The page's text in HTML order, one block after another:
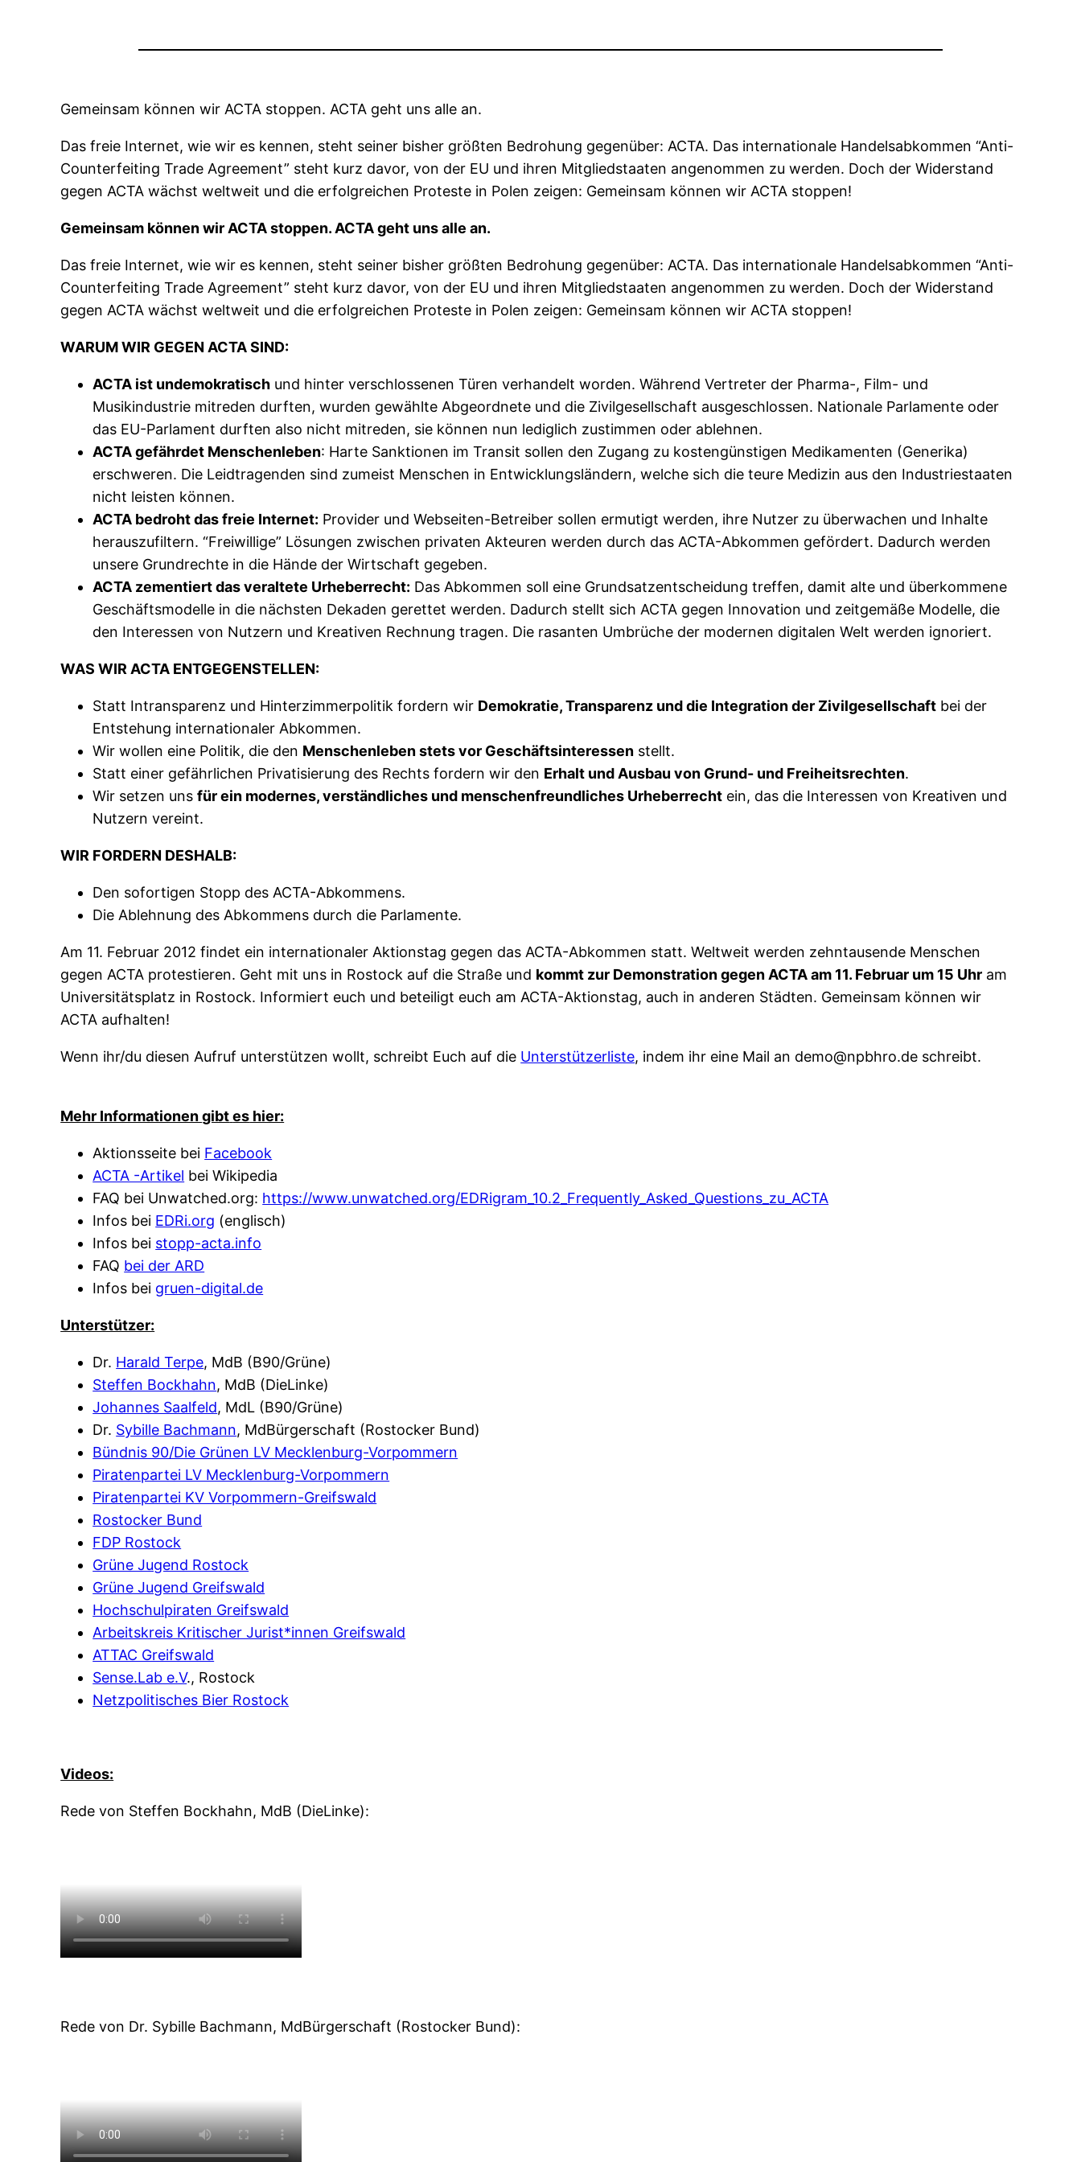
Gemeinsam können wir ACTA stoppen. ACTA geht uns alle an.
Das freie Internet, wie wir es kennen, steht seiner bisher größten Bedrohung gegenüber: ACTA. Das internationale Handelsabkommen “Anti-
Counterfeiting Trade Agreement” steht kurz davor, von der EU und ihren Mitgliedstaaten angenommen zu werden. Doch der Widerstand
gegen ACTA wächst weltweit und die erfolgreichen Proteste in Polen zeigen: Gemeinsam können wir ACTA stoppen!
Gemeinsam können wir ACTA stoppen. ACTA geht uns alle an.
Das freie Internet, wie wir es kennen, steht seiner bisher größten Bedrohung gegenüber: ACTA. Das internationale Handelsabkommen “Anti-
Counterfeiting Trade Agreement” steht kurz davor, von der EU und ihren Mitgliedstaaten angenommen zu werden. Doch der Widerstand
gegen ACTA wächst weltweit und die erfolgreichen Proteste in Polen zeigen: Gemeinsam können wir ACTA stoppen!
WARUM WIR GEGEN ACTA SIND:
ACTA ist undemokratisch und hinter verschlossenen Türen verhandelt worden. Während Vertreter der Pharma-, Film- und
Musikindustrie mitreden durften, wurden gewählte Abgeordnete und die Zivilgesellschaft ausgeschlossen. Nationale Parlamente oder
das EU-Parlament durften also nicht mitreden, sie können nun lediglich zustimmen oder ablehnen.
ACTA gefährdet Menschenleben: Harte Sanktionen im Transit sollen den Zugang zu kostengünstigen Medikamenten (Generika)
erschweren. Die Leidtragenden sind zumeist Menschen in Entwicklungsländern, welche sich die teure Medizin aus den Industriestaaten
nicht leisten können.
ACTA bedroht das freie Internet: Provider und Webseiten-Betreiber sollen ermutigt werden, ihre Nutzer zu überwachen und Inhalte
herauszufiltern. “Freiwillige” Lösungen zwischen privaten Akteuren werden durch das ACTA-Abkommen gefördert. Dadurch werden
unsere Grundrechte in die Hände der Wirtschaft gegeben.
ACTA zementiert das veraltete Urheberrecht: Das Abkommen soll eine Grundsatzentscheidung treffen, damit alte und überkommene
Geschäftsmodelle in die nächsten Dekaden gerettet werden. Dadurch stellt sich ACTA gegen Innovation und zeitgemäße Modelle, die
den Interessen von Nutzern und Kreativen Rechnung tragen. Die rasanten Umbrüche der modernen digitalen Welt werden ignoriert.
WAS WIR ACTA ENTGEGENSTELLEN:
Statt Intransparenz und Hinterzimmerpolitik fordern wir Demokratie, Transparenz und die Integration der Zivilgesellschaft bei der
Entstehung internationaler Abkommen.
Wir wollen eine Politik, die den Menschenleben stets vor Geschäftsinteressen stellt.
Statt einer gefährlichen Privatisierung des Rechts fordern wir den Erhalt und Ausbau von Grund- und Freiheitsrechten.
Wir setzen unsfür ein modernes, verständliches und menschenfreundliches Urheberrecht ein, das die Interessen von Kreativen und
Nutzern vereint.
WIR FORDERN DESHALB:
Den sofortigen Stopp des ACTA-Abkommens.
Die Ablehnung des Abkommens durch die Parlamente.
Am 11. Februar 2012 findet ein internationaler Aktionstag gegen das ACTA-Abkommen statt. Weltweit werden zehntausende Menschen
gegen ACTA protestieren. Geht mit uns in Rostock auf die Straße und kommt zur Demonstration gegen ACTA am 11. Februar um 15 Uhr am
Universitätsplatz in Rostock. Informiert euch und beteiligt euch am ACTA-Aktionstag, auch in anderen Städten. Gemeinsam können wir
ACTA aufhalten!
Wenn ihr/du diesen Aufruf unterstützen wollt, schreibt Euch auf die Unterstützerliste, indem ihr eine Mail an demo@npbhro.de schreibt.
Mehr Informationengibtes hier:
Aktionsseite bei Facebook
ACTA -Artikel bei Wikipedia
FAQ bei Unwatched.org: https://www.unwatched.org/EDRigram_10.2_Frequently_Asked_Questions_zu_ACTA
Infos bei EDRi.org (englisch)
Infos bei stopp-acta.info
FAQ bei der ARD
Infos bei gruen-digital.de
Unterstützer:
Dr. Harald Terpe, MdB (B90/Grüne)
Steffen Bockhahn, MdB (DieLinke)
Johannes Saalfeld, MdL (B90/Grüne)
Dr. Sybille Bachmann, MdBürgerschaft (Rostocker Bund)
Bündnis 90/Die Grünen LV Mecklenburg-Vorpommern
Piratenpartei LV Mecklenburg-Vorpommern
Piratenpartei KV Vorpommern-Greifswald
Rostocker Bund
FDP Rostock
Grüne Jugend Rostock
Grüne Jugend Greifswald
Hochschulpiraten Greifswald
Arbeitskreis Kritischer Jurist*innen Greifswald
ATTAC Greifswald
Sense.Lab e.V., Rostock
Netzpolitisches Bier Rostock
Videos:
Rede von Steffen Bockhahn, MdB (DieLinke):
Rede von Dr. Sybille Bachmann, MdBürgerschaft (Rostocker Bund):